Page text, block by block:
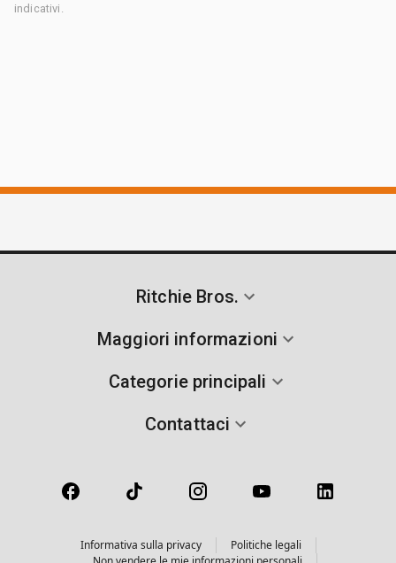
indicativi.
Ritchie Bros.
Maggiori informazioni
Categorie principali
Contattaci
Informativa sulla privacy
Politiche legali